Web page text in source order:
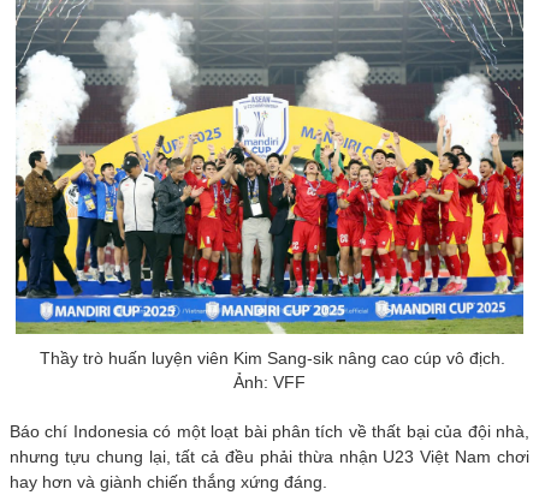
Thầy trò huấn luyện viên Kim Sang-sik nâng cao cúp vô địch.
Ảnh: VFF
Báo chí Indonesia có một loạt bài phân tích về thất bại của đội nhà,
nhưng tựu chung lại, tất cả đều phải thừa nhận U23 Việt Nam chơi
hay hơn và giành chiến thắng xứng đáng.